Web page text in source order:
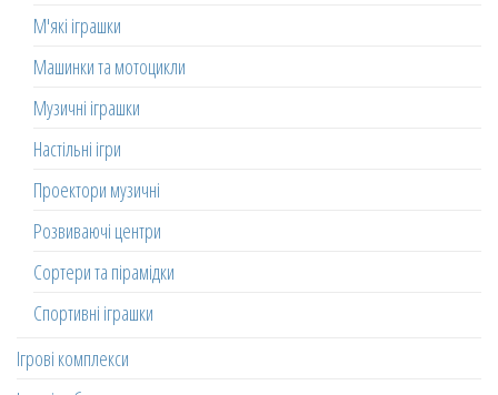
М'які іграшки
Машинки та мотоцикли
Музичні іграшки
Настільні ігри
Проектори музичні
Розвиваючі центри
Сортери та пірамідки
Спортивні іграшки
Ігрові комплекси